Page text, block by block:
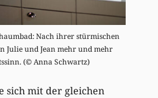
Nach ihrer stürmischen
Julie und Jean mehr und mehr
(© Anna Schwartz)
sich mit der gleichen